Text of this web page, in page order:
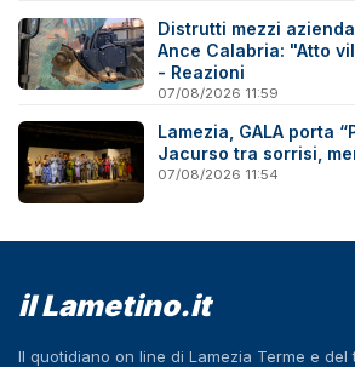
Distrutti mezzi
Ance Calabria: "Atto
- Reazioni
07/08/2026 11:59
Lamezia, GALA porta
Jacurso tra sorrisi,
07/08/2026 11:54
il Lametino.it
Il quotidiano on line di Lamezia Terme e del